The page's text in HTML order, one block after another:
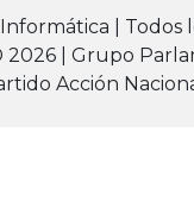
| Todos
2026 | Grupo
Acción